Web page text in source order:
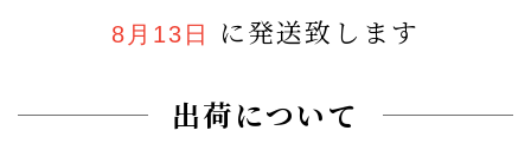
8月13日 に発送致します
出荷について